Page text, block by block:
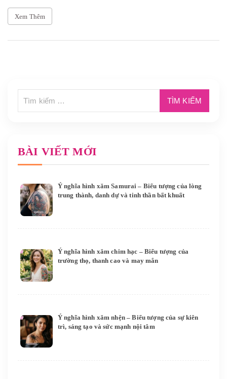
Xem Thêm
BÀI VIẾT MỚI
Ý nghĩa hình xăm Samurai – Biểu tượng của lòng
trung thành, danh dự và tinh thần bất khuất
Ý nghĩa hình xăm chim hạc – Biểu tượng của
trường thọ, thanh cao và may mắn
Ý nghĩa hình xăm nhện – Biểu tượng của sự kiên
trì, sáng tạo và sức mạnh nội tâm